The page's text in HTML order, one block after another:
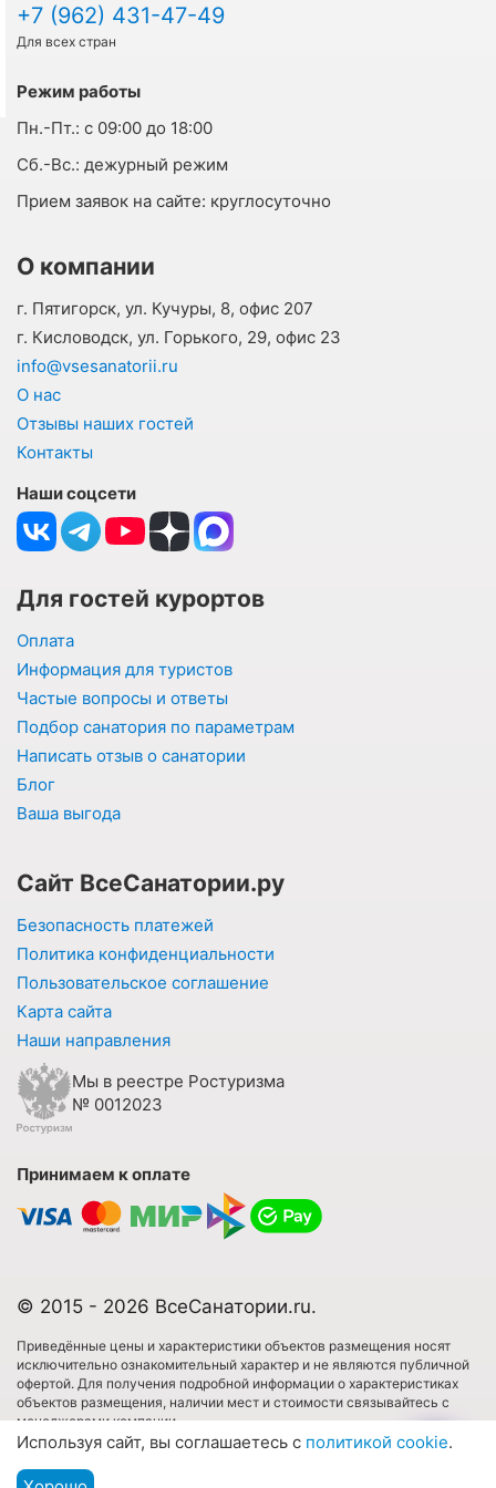
+7 (962) 431-47-49
Для всех стран
Режим работы
Пн.-Пт.: с 09:00 до 18:00
Cб.-Вс.: дежурный режим
Прием заявок на сайте: круглосуточно
О компании
г. Пятигорск, ул. Кучуры, 8, офис 207
г. Кисловодск, ул. Горького, 29, офис 23
info@vsesanatorii.ru
О нас
Отзывы наших гостей
Контакты
Наши соцсети
Для гостей курортов
Оплата
Информация для туристов
Частые вопросы и ответы
Подбор санатория по параметрам
Написать отзыв о санатории
Блог
Ваша выгода
Сайт ВсеСанатории.ру
Безопасность платежей
Политика конфиденциальности
Пользовательское соглашение
Карта сайта
Наши направления
Мы в реестре Ростуризма
№ 0012023
Принимаем к оплате
© 2015 - 2026 ВсеСанатории.ru.
Приведённые цены и характеристики объектов размещения носят
исключительно ознакомительный характер и не являются публичной
офертой. Для получения подробной информации о характеристиках
объектов размещения, наличии мест и стоимости связывайтесь с
менеджерами компании.
Имеются противопоказания. Необходима консультация специалиста.
Используя сайт, вы соглашаетесь с политикой cookie.